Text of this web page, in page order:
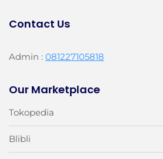
Contact Us
Admin : 081227105818
Our Marketplace
Tokopedia
Blibli